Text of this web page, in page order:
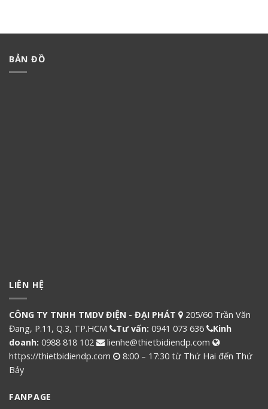
BẢN ĐỒ
LIÊN HỆ
CÔNG TY TNHH TMDV ĐIỆN - ĐẠI PHÁT
205/60 Trần Văn
Đang, P.11, Q.3, TP.HCM
Tư vấn: 0941 073 636
Kinh
doanh: 0988 818 102
lienhe@thietbidiendp.com
https://thietbidiendp.com
8:00 – 17:30 từ Thứ Hai đến Thứ
Bảy
FANPAGE